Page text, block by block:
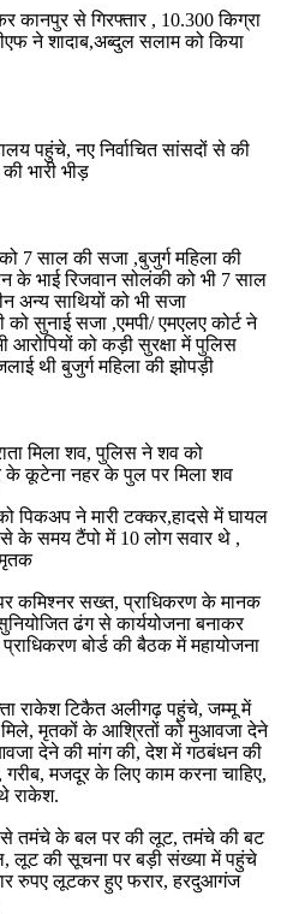
कानपुर से गिरफ्तार , 10.300 किग्रा
ने शादाब,अब्दुल सलाम को किया
पहुंचे, नए निर्वाचित सांसदों से की
भारी भीड़
7 साल की सजा ,बुजुर्ग महिला की
के भाई रिजवान सोलंकी को भी 7 साल
अन्य साथियों को भी सजा
को सुनाई सजा ,एमपी/ एमएलए कोर्ट ने
आरोपियों को कड़ी सुरक्षा में पुलिस
थी बुजुर्ग महिला की झोपड़ी
मिला शव, पुलिस ने शव को
के कूटेना नहर के पुल पर मिला शव
पिकअप ने मारी टक्कर,हादसे में घायल
के समय टैंपो में 10 लोग सवार थे ,
मृतक
पर कमिश्नर सख्त, प्राधिकरण के मानक
ढंग से कार्ययोजना बनाकर
बोर्ड की बैठक में महायोजना
राकेश टिकैत अलीगढ़ पहुंचे, जम्मू में
मिले, मृतकों के आश्रितों को मुआवजा देने
देने की मांग की, देश में गठबंधन की
मजदूर के लिए काम करना चाहिए,
राकेश.
से तमंचे के बल पर की लूट, तमंचे की बट
लूट की सूचना पर बड़ी संख्या में पहुंचे
रुपए लूटकर हुए फरार, हरदुआगंज